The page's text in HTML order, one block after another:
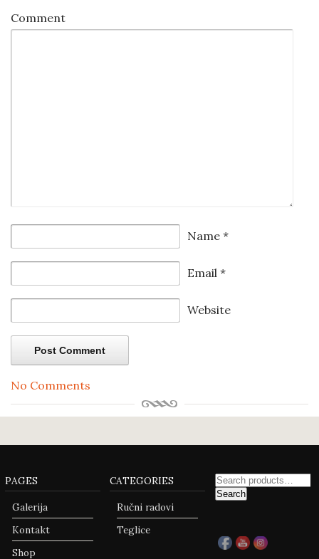
Comment
Name *
Email *
Website
No Comments
Novogodišnje
teglice
PAGES
Galerija
Kontakt
Shop
CATEGORIES
Ručni radovi
Teglice
Search
for:
Search